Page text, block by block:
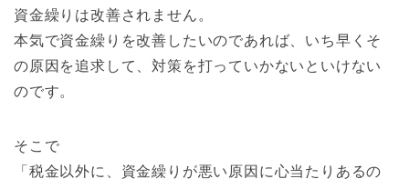
資金繰りは改善されません。
本気で資金繰りを改善したいのであれば、いち早くそ
の原因を追求して、対策を打っていかないといけない
のです。
そこで
「税金以外に、資金繰りが悪い原因に心当たりあるの